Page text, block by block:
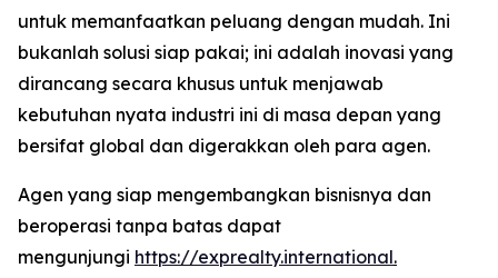
untuk memanfaatkan peluang dengan mudah. Ini
bukanlah solusi siap pakai; ini adalah inovasi yang
dirancang secara khusus untuk menjawab
kebutuhan nyata industri ini di masa depan yang
bersifat global dan digerakkan oleh para agen.
Agen yang siap mengembangkan bisnisnya dan
beroperasi tanpa batas dapat
mengunjungi https://exprealty.international.